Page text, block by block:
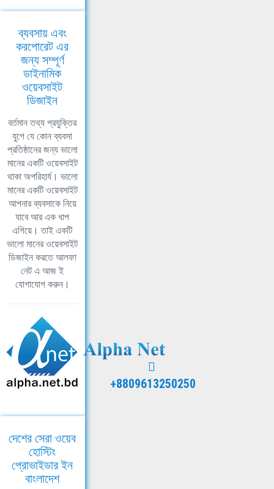
ব্যবসায় এবং
করপোরেট এর
জন্য সম্পূর্ণ
ডাইনামিক
ওয়েবসাইট
ডিজাইন
বর্তমান তথ্য প্রযুক্তির
যুগে যে কোন ব্যবসা
প্রতিষ্ঠানের জন্য ভালো
মানের একটি ওয়েবসাইট
থাকা অপরিহার্য। ভালো
মানের একটি ওয়েবসাইট
আপনার ব্যবসাকে নিয়ে
যাবে আর এক ধাপ
এগিয়ে। তাই একটি
ভালো মানের ওয়েবসাইট
ডিজাইন করতে আলফা
নেট এ আজ ই
যোগাযোগ করুন।
+8809613250250
দেশের সেরা ওয়েব
হোস্টিং
প্রোভাইডার ইন
বাংলাদেশ